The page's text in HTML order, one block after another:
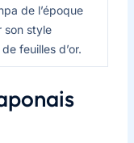
de l’époque
son style
feuilles d’or.